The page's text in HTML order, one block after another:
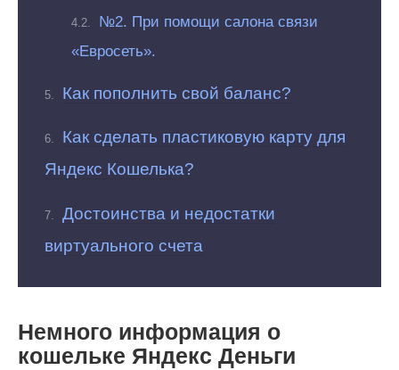
№2. При помощи салона связи
«Евросеть».
Как пополнить свой баланс?
Как сделать пластиковую карту для
Яндекс Кошелька?
Достоинства и недостатки
виртуального счета
Немного информация о
кошельке Яндекс Деньги